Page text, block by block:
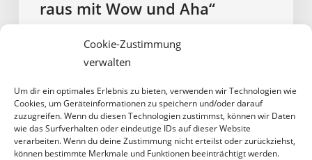
Cookie-Zustimmung
verwalten
Um dir ein optimales Erlebnis zu bieten, verwenden wir Technologien wie
Cookies, um Geräteinformationen zu speichern und/oder darauf
zuzugreifen. Wenn du diesen Technologien zustimmst, können wir Daten
wie das Surfverhalten oder eindeutige IDs auf dieser Website
verarbeiten. Wenn du deine Zustimmung nicht erteilst oder zurückziehst,
können bestimmte Merkmale und Funktionen beeinträchtigt werden.
raus mit Wow und Aha“
Erlebnisfestival vom 28.6. – 30.6.2024 im Deutschen
Museum Verkehrszentrum. Darunter auch die
Teilnehmerinnen und Teilnehmer des Wahlfachs „Wir
Machen MINT“. Zwischen KI, Drohnen,…
3. Juli 2024